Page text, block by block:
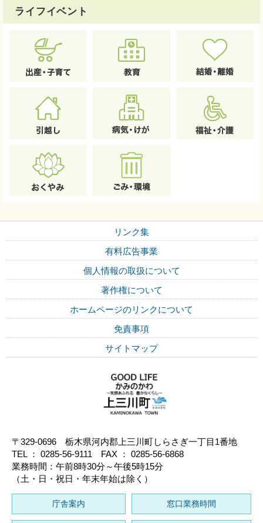
ライフイベント
リンク集
有料広告事業
個人情報の取扱について
著作権について
ホームページのリンクについて
免責事項
サイトマップ
〒329-0696 栃木県河内郡上三川町しらさぎ一丁目1番地
TEL ： 0285-56-9111 FAX ： 0285-56-6868
業務時間：午前8時30分～午後5時15分
（土・日・祝日・年末年始は除く）
庁舎案内 窓口業務時間